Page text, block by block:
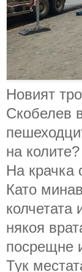
Новият
Скобелев
на колите?
На крачка
Като
колчетата
някоя
посрещне
Тук